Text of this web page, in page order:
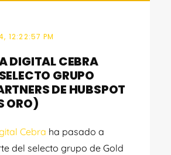
12:22:57 PM
DIGITAL CEBRA
GRUPO
DE HUBSPOT
ORO)
Cebra ha pasado a
del selecto grupo de Gold